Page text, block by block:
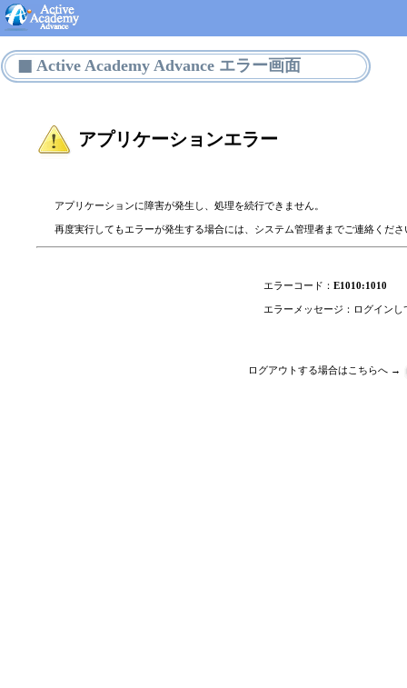
Active Academy Advance エラー画面
アプリケーションエラー
アプリケーションに障害が発生し、処理を続行できません。
再度実行してもエラーが発生する場合には、システム管理者までご連絡くださ
エラーコード： E1010:1010
エラーメッセージ： ログインし
ログアウトする場合は こちらへ →